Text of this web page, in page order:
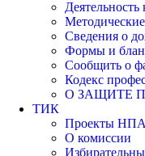
Деятельность
Сведения о
Формы и
Сообщить о
Кодекс
О ЗАЩИТЕ
ТИК
Проекты НПА
О комиссии